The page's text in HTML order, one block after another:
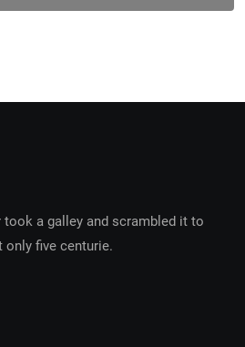
took a galley and scrambled it to
only five centurie.